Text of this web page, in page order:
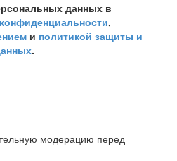
данных в
,
и политикой защиты и
.
модерацию перед